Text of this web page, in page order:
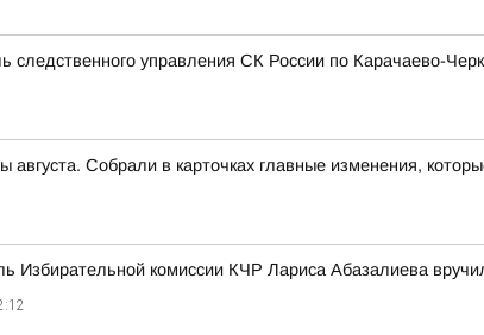
следственного управления СК России по Карачаево-
августа. Собрали в карточках главные изменения,
Избирательной комиссии КЧР Лариса Абазалиева